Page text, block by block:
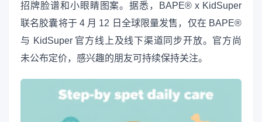
招牌脸谱和小眼睛图案。据悉，BAPE® x KidSuper
联名胶囊将于 4 月 12 日全球限量发售，仅在 BAPE®
与 KidSuper 官方线上及线下渠道同步开放。官方尚
未公布定价，感兴趣的朋友可持续保持关注。